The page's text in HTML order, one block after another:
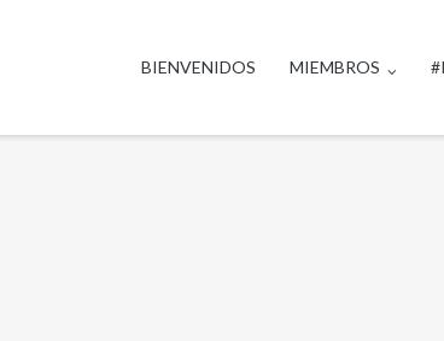
BIENVENIDOS MIEMBROS